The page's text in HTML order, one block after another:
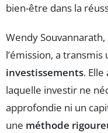
bien-être dans la
Wendy
l’émission, a
investissements.
laquelle investir ne
approfondie ni un
une méthode